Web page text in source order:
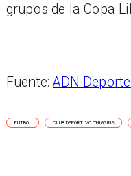
grupos de la Copa
Fuente:ADN
FÚTBOL CLUB DEPORTIVO O'HIGGINS